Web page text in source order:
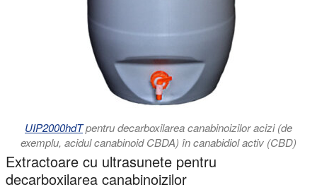
UIP2000hdTpentru decarboxilarea canabinoizilor acizi (de
exemplu, acidul canabinoid CBDA) în canabidiol activ (CBD)
Extractoare cu ultrasunete pentru
decarboxilarea canabinoizilor